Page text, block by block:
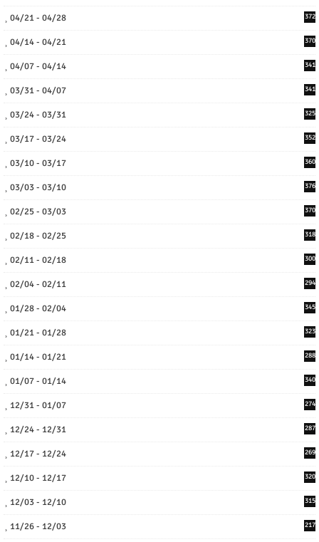
04/21 - 04/28 372
04/14 - 04/21 370
04/07 - 04/14 341
03/31 - 04/07 341
03/24 - 03/31 325
03/17 - 03/24 352
03/10 - 03/17 360
03/03 - 03/10 376
02/25 - 03/03 370
02/18 - 02/25 318
02/11 - 02/18 300
02/04 - 02/11 294
01/28 - 02/04 345
01/21 - 01/28 323
01/14 - 01/21 288
01/07 - 01/14 340
12/31 - 01/07 274
12/24 - 12/31 287
12/17 - 12/24 269
12/10 - 12/17 320
12/03 - 12/10 315
11/26 - 12/03 217